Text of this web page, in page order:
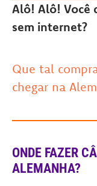
Alô! Alô! Você
sem internet?
Que tal
chegar na
ONDE FAZER
ALEMANHA?